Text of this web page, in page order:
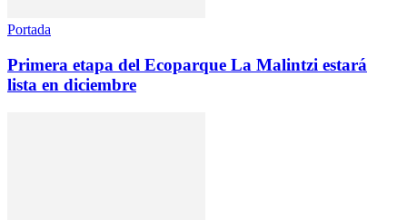
Portada
Primera etapa del Ecoparque La Malintzi estará
lista en diciembre